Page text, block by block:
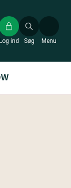
Søg
Log ind Menu